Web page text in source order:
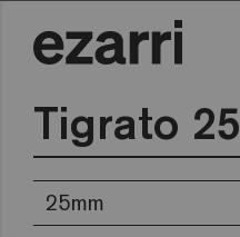
Tigrato 25
25mm